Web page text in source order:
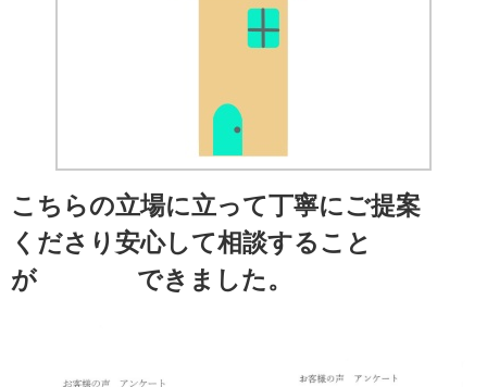
こちらの立場に立って丁寧にご提案
くださり安心して相談すること
が できました。